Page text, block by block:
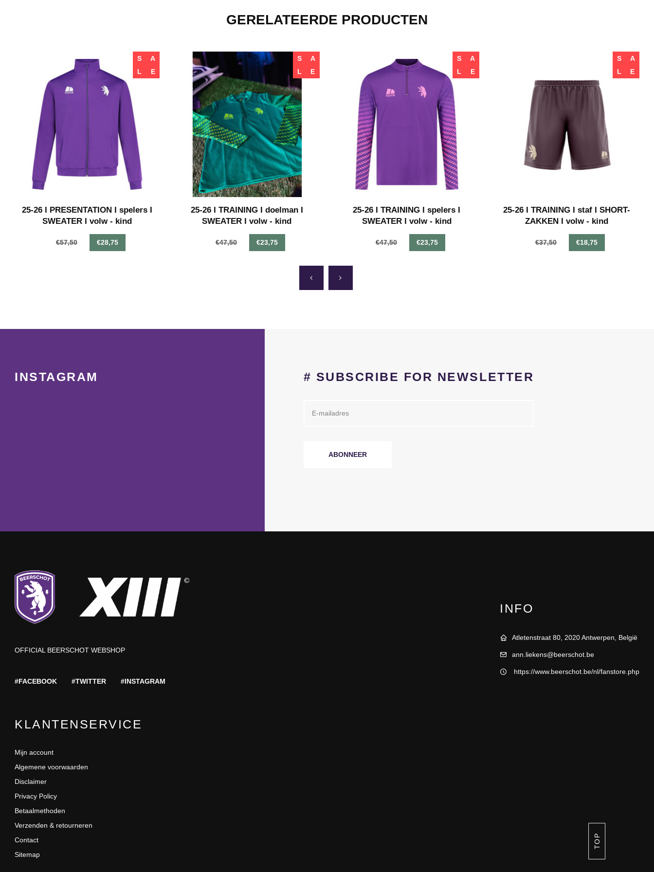
GERELATEERDE PRODUCTEN
S
A
L
E
25-26 I PRESENTATION I spelers I
SWEATER I volw - kind
€57,50 €28,75
S
A
L
E
25-26 I TRAINING I doelman I
SWEATER I volw - kind
€47,50 €23,75
S
A
L
E
25-26 I TRAINING I spelers I
SWEATER I volw - kind
€47,50 €23,75
S
A
L
E
25-26 I TRAINING I staf I SHORT-
ZAKKEN I volw - kind
€37,50 €18,75
INSTAGRAM # SUBSCRIBE FOR NEWSLETTER
ABONNEER
OFFICIAL BEERSCHOT WEBSHOP
#FACEBOOK #TWITTER #INSTAGRAM
INFO
Atletenstraat 80, 2020 Antwerpen, België
ann.liekens@beerschot.be
https://www.beerschot.be/nl/fanstore.php
KLANTENSERVICE
Mijn account
Algemene voorwaarden
Disclaimer
Privacy Policy
Betaalmethoden
Verzenden & retourneren
Contact
Sitemap
TOP